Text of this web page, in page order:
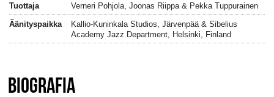
Tuottaja
Verneri Pohjola, Joonas Riippa & Pekka Tuppurainen
Äänityspaikka
Kallio-Kuninkala Studios, Järvenpää & Sibelius
Academy Jazz Department, Helsinki, Finland
BIOGRAFIA